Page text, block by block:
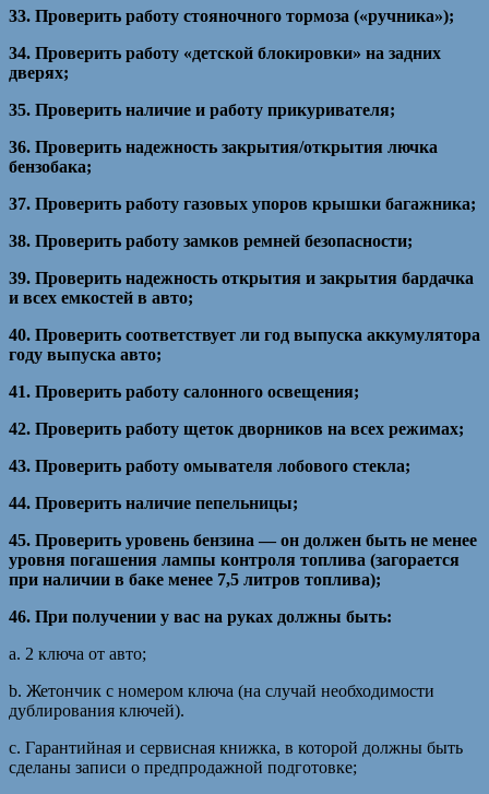
33. Проверить работу стояночного тормоза («ручника»);
34. Проверить работу «детской блокировки» на задних
дверях;
35. Проверить наличие и работу прикуривателя;
36. Проверить надежность закрытия/открытия лючка
бензобака;
37. Проверить работу газовых упоров крышки багажника;
38. Проверить работу замков ремней безопасности;
39. Проверить надежность открытия и закрытия бардачка
и всех емкостей в авто;
40. Проверить соответствует ли год выпуска аккумулятора
году выпуска авто;
41. Проверить работу салонного освещения;
42. Проверить работу щеток дворников на всех режимах;
43. Проверить работу омывателя лобового стекла;
44. Проверить наличие пепельницы;
45. Проверить уровень бензина — он должен быть не менее
уровня погашения лампы контроля топлива (загорается
при наличии в баке менее 7,5 литров топлива);
46. При получении у вас на руках должны быть:
a. 2 ключа от авто;
b. Жетончик с номером ключа (на случай необходимости
дублирования ключей).
c. Гарантийная и сервисная книжка, в которой должны быть
сделаны записи о предпродажной подготовке;